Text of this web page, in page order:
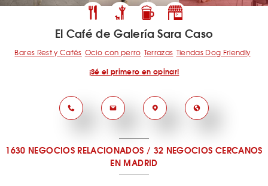
El Café de Galería Sara Caso
Bares Rest y Cafés Ocio con perro Terrazas Tiendas Dog Friendly
¡Sé el primero en opinar!
1630 NEGOCIOS RELACIONADOS / 32 NEGOCIOS CERCANOS
EN MADRID